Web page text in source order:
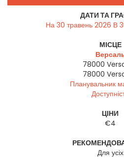
ДАТИ ТА
На 30 травень 2026 В
МІСЦЕ
78000
78000
Планувальник
ЦІНИ
€4
Для усіх